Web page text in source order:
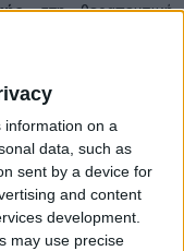
on a
data, such as
sent by a device for
and content
development.
may use precise
στη θεραπευτική
πολυοικογενειακό
με νευρική ανορεξία
Η προσέγγιση αυτή
της διαταραχής με
με στόχο τη
της οικογενειακής